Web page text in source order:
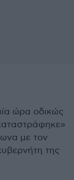
ώρα οδικώς
με τον
της